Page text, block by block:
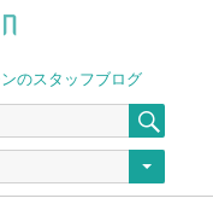
のスタッフブログ
索